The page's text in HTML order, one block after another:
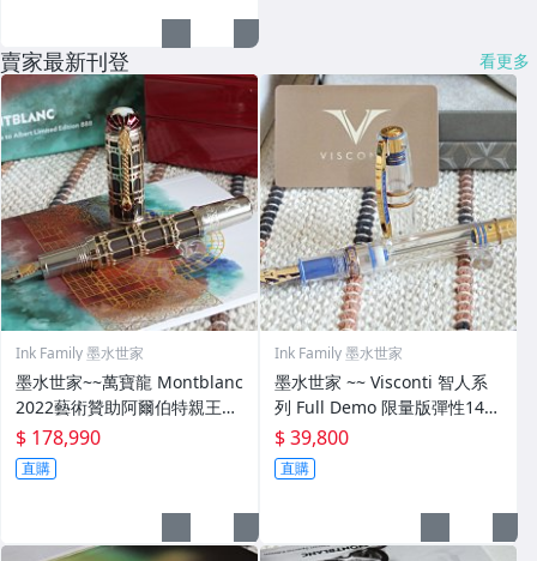
賣家最新刊登 看更多
Ink Family 墨水世家
墨水世家~~萬寶龍 Montblanc
2022藝術贊助阿爾伯特親王限
量888鋼筆
$ 178,990
直購
Ink Family 墨水世家
墨水世家 ~~ Visconti 智人系
列 Full Demo 限量版彈性14K
尖示範鋼筆
$ 39,800
直購